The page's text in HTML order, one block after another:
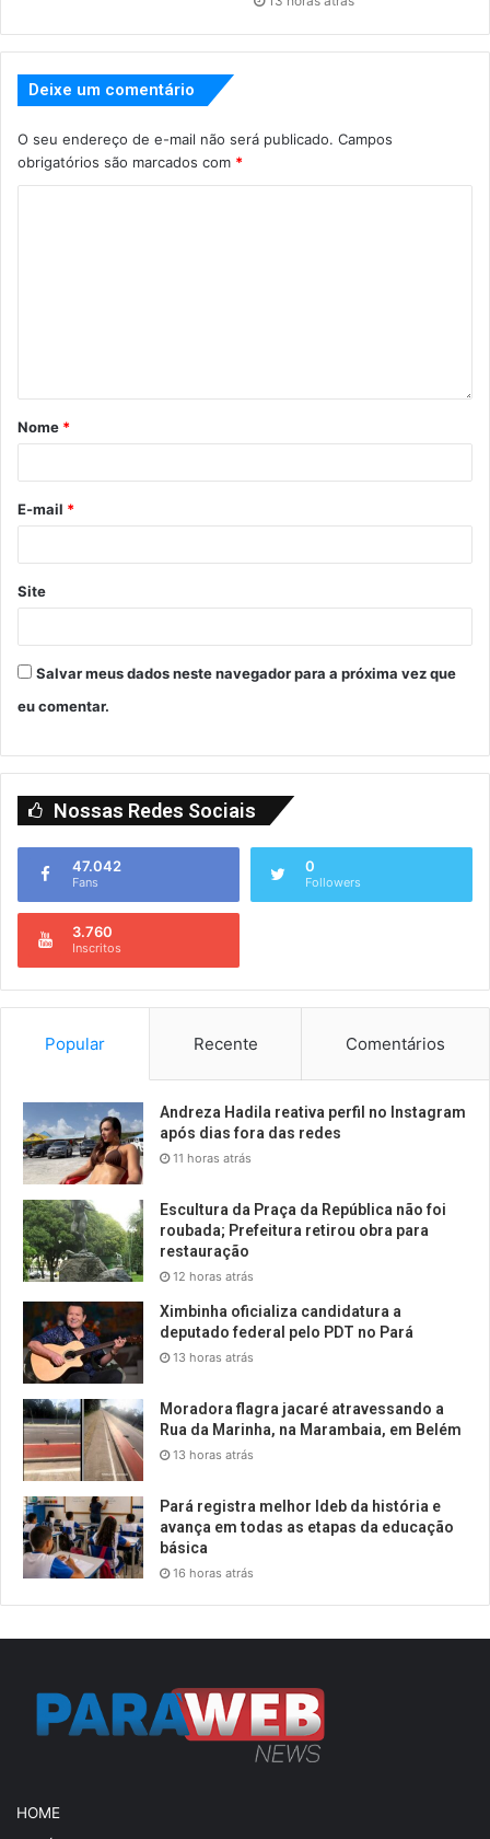
Deixe um comentário
O seu endereço de e-mail não será publicado. Campos
obrigatórios são marcados com *
Nome *
E-mail *
Site
Salvar meus dados neste navegador para a próxima vez que
eu comentar.
Nossas Redes Sociais
47.042
Fans
0
Followers
3.760
Inscritos
Popular Recente Comentários
Andreza Hadila reativa perfil no Instagram
após dias fora das redes
11 horas atrás
Escultura da Praça da República não foi
roubada; Prefeitura retirou obra para
restauração
12 horas atrás
Ximbinha oficializa candidatura a
deputado federal pelo PDT no Pará
13 horas atrás
Moradora flagra jacaré atravessando a
Rua da Marinha, na Marambaia, em Belém
13 horas atrás
Pará registra melhor Ideb da história e
avança em todas as etapas da educação
básica
16 horas atrás
HOME